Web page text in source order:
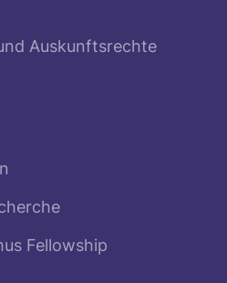
Auskunftsrechte
Fellowship